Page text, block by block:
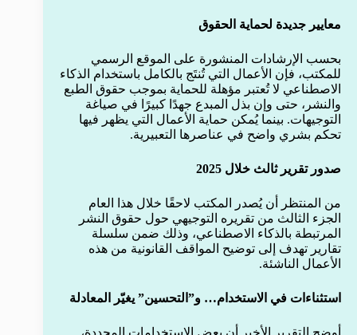
معايير جديدة لحماية الحقوق
بحسب الإرشادات المنشورة على الموقع الرسمي
للمكتب، فإن الأعمال التي تُنتَج بالكامل باستخدام الذكاء
الاصطناعي لا تُعتبر مؤهلة للحماية بموجب حقوق الطبع
والنشر، حتى وإن بذل المبدع جهدًا كبيرًا في صياغة
التوجيهات. بينما يُمكن حماية الأعمال التي يظهر فيها
تحكم بشري واضح في عناصرها التعبيرية.
صدور تقرير ثالث خلال 2025
من المنتظر أن يُصدر المكتب لاحقًا خلال هذا العام
الجزء الثالث من تقريره التوجيهي حول حقوق النشر
المرتبطة بالذكاء الاصطناعي، وذلك ضمن سلسلة
تقارير تهدف إلى توضيح المواقف القانونية من هذه
الأعمال الناشئة.
استثناءات في الاستخدام… و”التحسين” يغيّر المعادلة
أوضح التقرير الأخير أن بعض الاستخدامات المحددة،